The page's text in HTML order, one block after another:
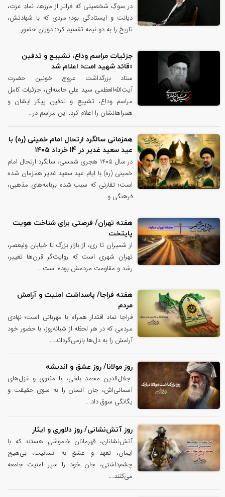
در سوگِ شخصیتی که فراتر از مرزها، نمادِ عزت،
دیانت و ایستادگی بود؛ مردی که با شهادتش،
تاریخ را به دو نیمه تقسیم کرد: دورانِ حضورِ…
جزئیات مراسم وداع، تشییع و تدفین
«قائد شهید امت» اعلام شد
ستاد بزرگداشت عروج خونین حضرت
آیت‌الله‌العظمی سید علی خامنه‌ای، جزئیات کامل
مراسم وداع، تشییع و تدفین پیکر ایشان و
همراهانشان را اعلام کرد. این مراسم در…
همزمانی سالگرد ارتحال امام خمینی (ره) با
عید سعید غدیر در 14 خرداد ۱۴۰۵
در سال ۱۴۰۵ هجری شمسی، سالگرد ارتحال امام
خمینی (ره) با ایام عید سعید غدیر همزمان شده
است؛ تقارنی که سبب شده برنامه‌های مذهبی،
فرهنگی و…
هفته تهران/ فرصتی برای شناخت هویت
پایتخت
از شمیران تا ری، از بازار بزرگ تا خیابان ولیعصر،
تهران شهری است که روایت‌گر قرن‌ها تغییر،
رشد و مقاومت مردمش بوده است….
هفته فراجا/ پاسداشت امنیت و آرامش
مردم
فراجا نماد اقتدار همراه با مهربانی است؛ نهادی
مردمی که در هر لحظه از شبانه‌روز، با حضور خود
آرامش را به دل‌ها بازمی‌گرداند….
روز مولانا/ روز عشق و اندیشه
جلال‌الدین محمد بلخی، با مثنوی و غزل‌های
آسمانی‌اش، جان انسان را به سوی حقیقت و
یگانگی سوق داد….
روز آتش‌نشانی/ روز دلاوری و ایثار
آتش‌نشانان، قهرمانان خاموشی هستند که با
ایمان، تعهد و عشق به انسانیت، بی‌هیچ
چشم‌داشتی، جان خود را سپر امنیت جامعه
می‌کنند….